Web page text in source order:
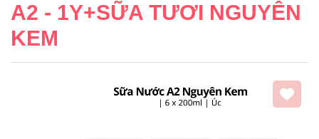
A2 - 1Y+SỮA TƯƠI NGUYÊN
KEM